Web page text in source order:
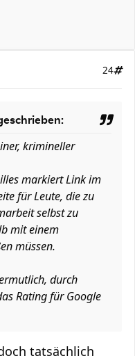
24
krimineller
markiert Link im
für Leute, die zu
selbst zu
mit einem
müssen.
durch
Rating für Google
tatsächlich